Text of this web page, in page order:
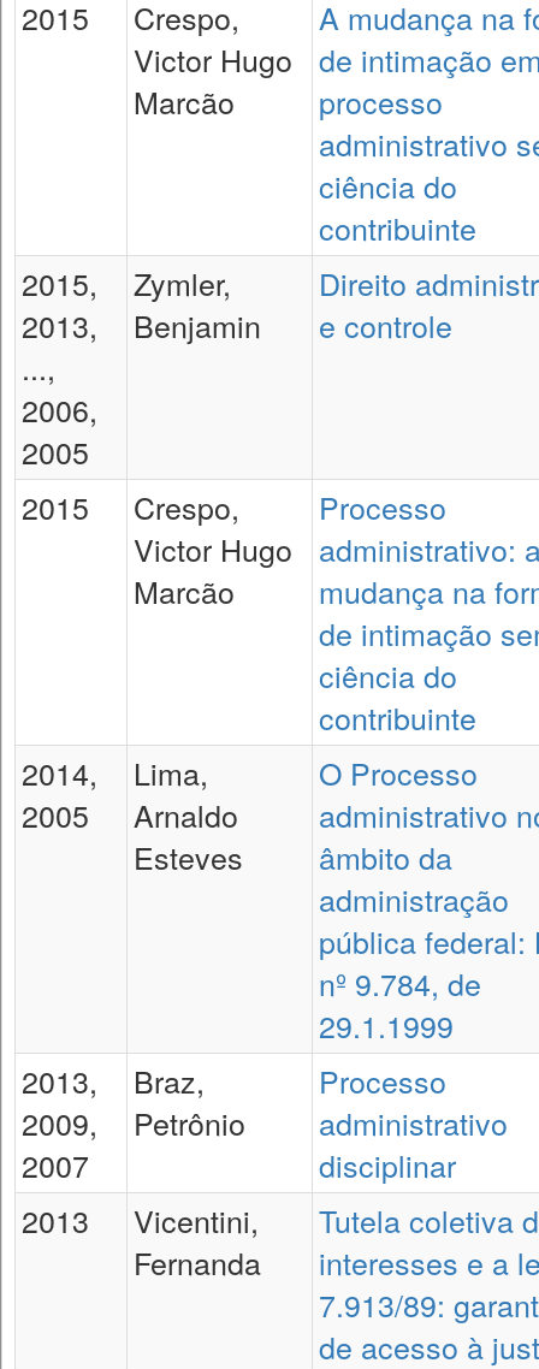
2015
Crespo,
Victor Hugo
Marcão
A mudança na
de intimação
processo
administrativo
ciência do
contribuinte
2015,
2013,
...,
2006,
2005
Zymler,
Benjamin
Direito
e controle
2015
Crespo,
Victor Hugo
Marcão
Processo
administrativo:
mudança na
de intimação
ciência do
contribuinte
2014,
2005
Lima,
Arnaldo
Esteves
O Processo
administrativo
âmbito da
administração
pública federal:
nº 9.784, de
29.1.1999
2013,
2009,
2007
Braz,
Petrônio
Processo
administrativo
disciplinar
2013
Vicentini,
Fernanda
Tutela coletiva
interesses e a
7.913/89:
de acesso à